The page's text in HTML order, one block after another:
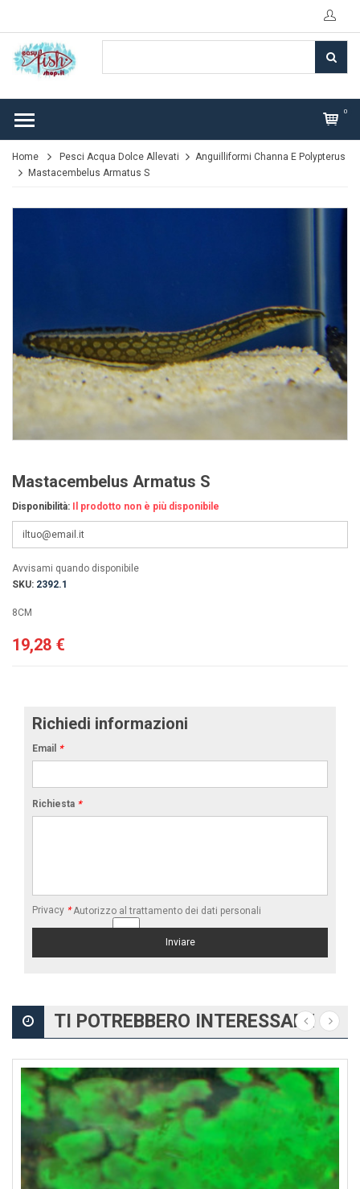
0
Home Pesci Acqua Dolce Allevati
Anguilliformi Channa E Polypterus
Mastacembelus Armatus S
Mastacembelus Armatus S
Disponibilità: Il prodotto non è più disponibile
Avvisami quando disponibile
SKU: 2392.1
8CM
19,28 €
Richiedi informazioni
Email *
Richiesta *
Privacy * Autorizzo al trattamento dei dati personali
TI POTREBBERO INTERESSARE